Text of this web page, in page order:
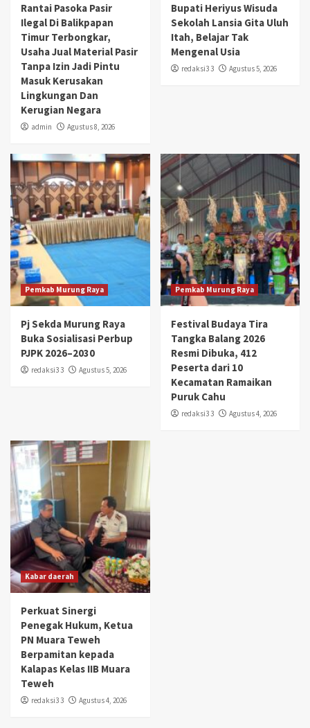
Rantai Pasoka Pasir
Ilegal Di Balikpapan
Timur Terbongkar,
Usaha Jual Material Pasir
Tanpa Izin Jadi Pintu
Masuk Kerusakan
Lingkungan Dan
Kerugian Negara
admin Agustus 8, 2026
Bupati Heriyus Wisuda
Sekolah Lansia Gita Uluh
Itah, Belajar Tak
Mengenal Usia
redaksi3 3 Agustus 5, 2026
Pemkab Murung Raya
Pj Sekda Murung Raya
Buka Sosialisasi Perbup
PJPK 2026–2030
redaksi3 3 Agustus 5, 2026
Pemkab Murung Raya
Festival Budaya Tira
Tangka Balang 2026
Resmi Dibuka, 412
Peserta dari 10
Kecamatan Ramaikan
Puruk Cahu
redaksi3 3 Agustus 4, 2026
Kabar daerah
Perkuat Sinergi
Penegak Hukum, Ketua
PN Muara Teweh
Berpamitan kepada
Kalapas Kelas IIB Muara
Teweh
redaksi3 3 Agustus 4, 2026